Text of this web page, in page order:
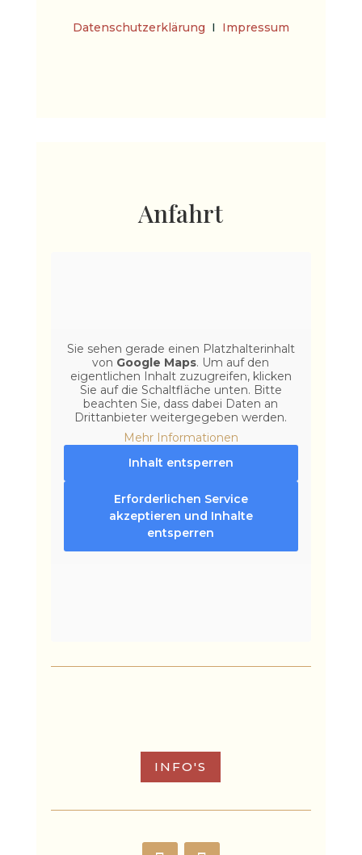
Datenschutzerklärung I Impressum
Anfahrt
Sie sehen gerade einen Platzhalterinhalt
von Google Maps. Um auf den
eigentlichen Inhalt zuzugreifen, klicken
Sie auf die Schaltfläche unten. Bitte
beachten Sie, dass dabei Daten an
Drittanbieter weitergegeben werden.
Mehr Informationen
Inhalt entsperren
Erforderlichen Service
akzeptieren und Inhalte
entsperren
INFO'S